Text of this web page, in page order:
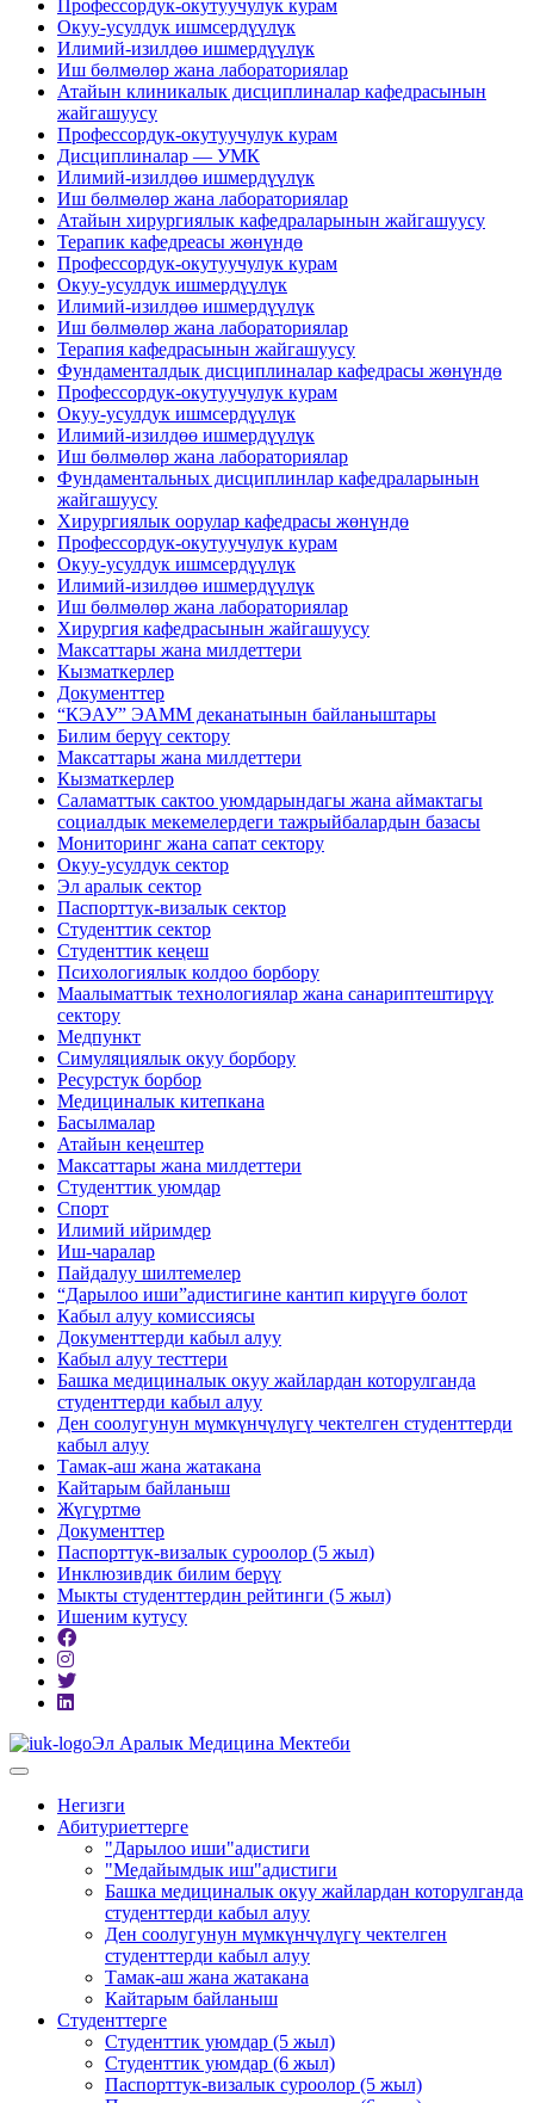
Профессордук-окутуучулук курам
Окуу-усулдук ишмсердүүлүк
Илимий-изилдөө ишмердүүлүк
Иш бөлмөлөр жана лабораториялар
Атайын клиникалык дисциплиналар кафедрасынын
жайгашуусу
Профессордук-окутуучулук курам
Дисциплиналар — УМК
Илимий-изилдөө ишмердүүлүк
Иш бөлмөлөр жана лабораториялар
Атайын хирургиялык кафедраларынын жайгашуусу
Терапик кафедреасы жөнүндө
Профессордук-окутуучулук курам
Окуу-усулдук ишмердүүлүк
Илимий-изилдөө ишмердүүлүк
Иш бөлмөлөр жана лабораториялар
Терапия кафедрасынын жайгашуусу
Фундаменталдык дисциплиналар кафедрасы жөнүндө
Профессордук-окутуучулук курам
Окуу-усулдук ишмсердүүлүк
Илимий-изилдөө ишмердүүлүк
Иш бөлмөлөр жана лабораториялар
Фундаментальных дисциплинлар кафедраларынын
жайгашуусу
Хирургиялык оорулар кафедрасы жөнүндө
Профессордук-окутуучулук курам
Окуу-усулдук ишмсердүүлүк
Илимий-изилдөө ишмердүүлүк
Иш бөлмөлөр жана лабораториялар
Хирургия кафедрасынын жайгашуусу
Максаттары жана милдеттери
Кызматкерлер
Документтер
“КЭАУ” ЭАММ деканатынын байланыштары
Билим берүү сектору
Максаттары жана милдеттери
Кызматкерлер
Саламаттык сактоо уюмдарындагы жана аймактагы
социалдык мекемелердеги тажрыйбалардын базасы
Мониторинг жана сапат сектору
Окуу-усулдук сектор
Эл аралык сектор
Паспорттук-визалык сектор
Студенттик сектор
Студенттик кеңеш
Психологиялык колдоо борбору
Маалыматтык технологиялар жана санариптештирүү
сектору
Медпункт
Симуляциялык окуу борбору
Ресурстук борбор
Медициналык китепкана
Басылмалар
Атайын кеңештер
Максаттары жана милдеттери
Студенттик уюмдар
Спорт
Илимий ийримдер
Иш-чаралар
Пайдалуу шилтемелер
“Дарылоо иши”адистигине кантип кирүүгө болот
Кабыл алуу комиссиясы
Документтерди кабыл алуу
Кабыл алуу тесттери
Башка медициналык окуу жайлардан которулганда
студенттерди кабыл алуу
Ден соолугунун мүмкүнчүлүгү чектелген студенттерди
кабыл алуу
Тамак-аш жана жатакана
Кайтарым байланыш
Жүгүртмө
Документтер
Паспорттук-визалык суроолор (5 жыл)
Инклюзивдик билим берүү
Мыкты студенттердин рейтинги (5 жыл)
Ишеним кутусу
Эл Аралык Медицина Мектеби
Негизги
Абитуриеттерге
"Дарылоо иши"адистиги
"Медайымдык иш"адистиги
Башка медициналык окуу жайлардан которулганда
студенттерди кабыл алуу
Ден соолугунун мүмкүнчүлүгү чектелген
студенттерди кабыл алуу
Тамак-аш жана жатакана
Кайтарым байланыш
Студенттерге
Студенттик уюмдар (5 жыл)
Студенттик уюмдар (6 жыл)
Паспорттук-визалык суроолор (5 жыл)